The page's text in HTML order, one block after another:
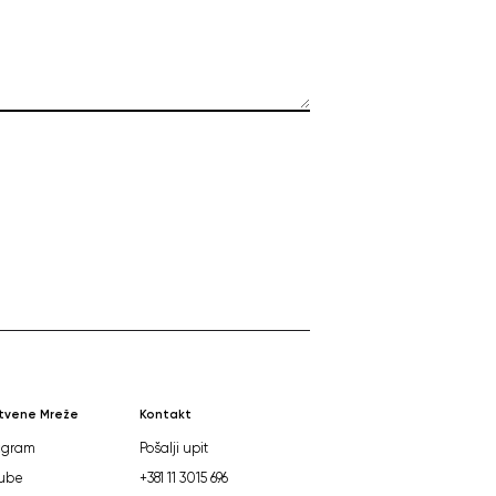
Mreže Kontakt
Pošalji upit
+381 11 3015 696